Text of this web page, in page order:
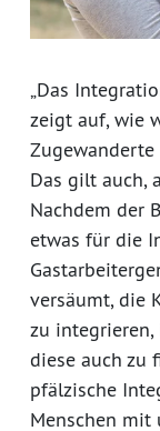
„Das
zeigt auf, wie
Zugewanderte
Das gilt auch,
Nachdem der
etwas für die
versäumt, die
zu integrieren,
diese auch zu
pfälzische
Menschen